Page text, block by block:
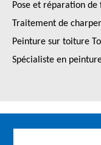
Pose et réparation
Traitement de
Peinture sur toiture
Spécialiste en